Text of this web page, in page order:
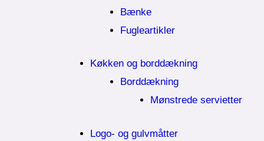
Bænke
Fugleartikler
Køkken og borddækning
Borddækning
Mønstrede servietter
Logo- og gulvmåtter